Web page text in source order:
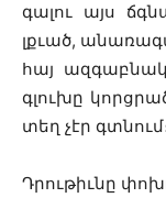
գալու այս
լքւած,
հայ
գլուխը
տեղ չէր
Դրութիւնը